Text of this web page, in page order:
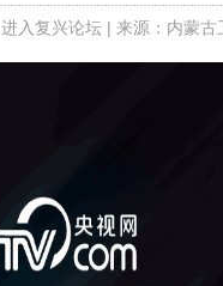
进入复兴论坛| 来源：内蒙古